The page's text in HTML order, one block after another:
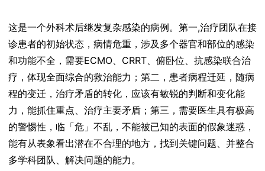
这是一个外科术后继发复杂感染的病例。第一,治疗团队在接
诊患者的初始状态，病情危重，涉及多个器官和部位的感染
和功能不全，需要ECMO、CRRT、俯卧位、抗感染联合治
疗，体现全面综合的救治能力；第二，患者病程迁延，随病
程的变迁，治疗矛盾的转化，应该有敏锐的判断和变化能
力，能抓住重点、治疗主要矛盾；第三，需要医生具有极高
的警惕性，临「危」不乱，不能被已知的表面的假象迷惑，
能有从表象看出潜在不合理的地方，找到关键问题、并整合
多学科团队、解决问题的能力。